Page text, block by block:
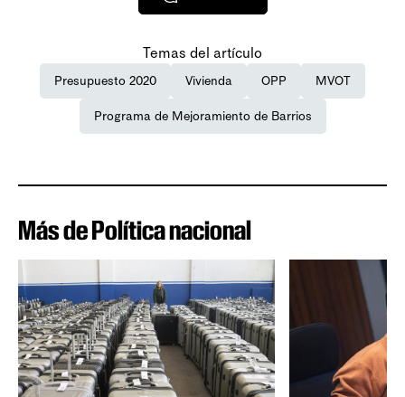
Temas del artículo
Presupuesto 2020 Vivienda OPP MVOT
Programa de Mejoramiento de Barrios
Más de Política nacional